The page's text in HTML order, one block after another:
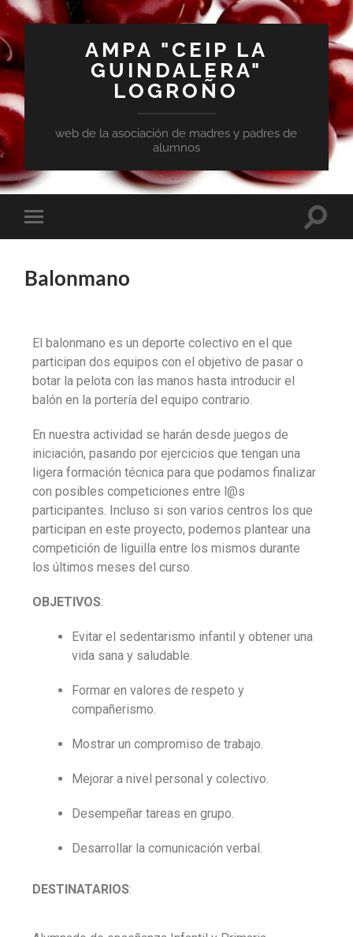
AMPA "CEIP LA
GUINDALERA"
LOGROÑO
web de la asociación de madres y padres de
alumnos
Balonmano
El balonmano es un deporte colectivo en el que
participan dos equipos con el objetivo de pasar o
botar la pelota con las manos hasta introducir el
balón en la portería del equipo contrario.
En nuestra actividad se harán desde juegos de
iniciación, pasando por ejercicios que tengan una
ligera formación técnica para que podamos finalizar
con posibles competiciones entre l@s
participantes. Incluso si son varios centros los que
participan en este proyecto, podemos plantear una
competición de liguilla entre los mismos durante
los últimos meses del curso.
OBJETIVOS:
Evitar el sedentarismo infantil y obtener una
vida sana y saludable
Formar en valores de respeto y
compañerismo
Mostrar un compromiso de trabajo
Mejorar a nivel personal y colectivo
Desempeñar tareas en grupo
Desarrollar la comunicación verbal
DESTINATARIOS: